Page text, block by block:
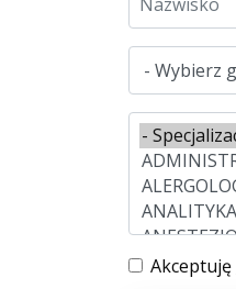
Akceptuję